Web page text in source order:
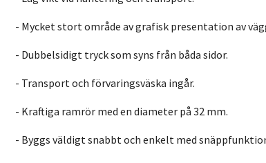
- Mycket stort område av grafisk presentation av
- Dubbelsidigt tryck som syns från båda sidor.
- Transport och förvaringsväska ingår.
- Kraftiga ramrör med en diameter på 32 mm.
- Byggs väldigt snabbt och enkelt med